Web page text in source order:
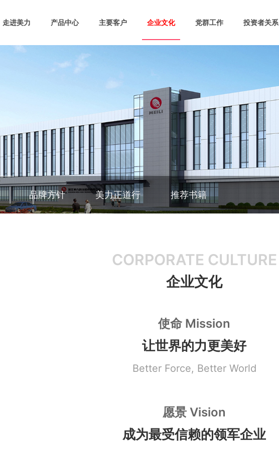
走进美力 产品中心 主要客户 企业文化 党群工作 投资者关系
品牌方针 美力正道行 推荐书籍
CORPORATE CULTURE
企业文化
使命 Mission
让世界的力更美好
Better Force, Better World
愿景 Vision
成为最受信赖的领军企业